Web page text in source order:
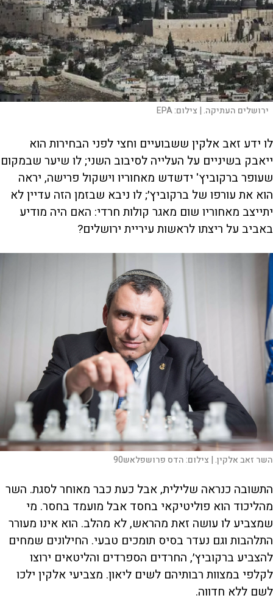
ירושלים העתיקה. | צילום:EPA
לו ידע זאב אלקין ששבועיים וחצי לפני הבחירות הוא
ייאבק בשיניים על העלייה לסיבוב השני; לו שיער שבמקום
שעופר ברקוביץ' ידשדש מאחוריו וישקול פרישה, יראה
הוא את עורפו של ברקוביץ׳; לו ניבא שבזמן הזה עדיין לא
יתייצב מאחוריו שום מאגר קולות חרדי: האם היה מודיע
באביב על ריצתו לראשות עיריית ירושלים?
השר זאב אלקין. | צילום:הדס פרושפלאש90
התשובה כנראה שלילית, אבל כעת כבר מאוחר לסגת. השר
מהליכוד הוא פוליטיקאי בחסד אבל מועמד בחסר. מי
שמצביע לו עושה זאת מהראש, לא מהלב. הוא אינו מעורר
התלהבות וגם נעדר בסיס תומכים טבעי. החילונים שמחים
להצביע ברקוביץ׳, החרדים הספרדים והליטאים ירוצו
לקלפי במצוות רבותיהם לשים ליאון. מצביעי אלקין ילכו
לשם ללא חדווה.